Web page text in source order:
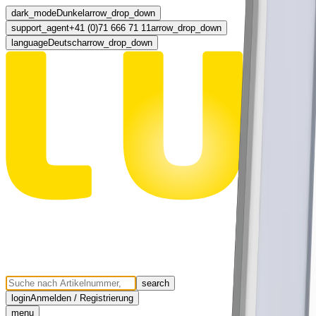
dark_modeDunkel arrow_drop_down
support_agent+41 (0)71 666 71 11arrow_drop_down
languageDeutscharrow_drop_down
search
loginAnmelden / Registrierung
menu